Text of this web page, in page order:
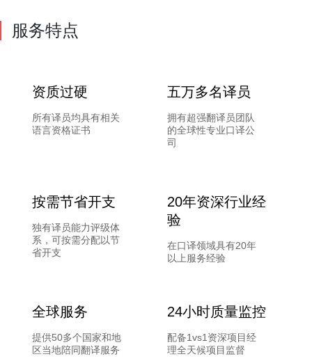
服务特点
资质过硬
所有译员均具有相关
语言资格证书
五万多名译员
拥有超强翻译员团队
的全球性专业口译公
司
按需节省开支
独有译员能力评级体
系，可按需分配以节
省开支
20年资深行业经
验
在口译领域具有20年
以上服务经验
全球服务
提供50多个国家和地
区当地陪同翻译服务
24小时质量监控
配备1vs1资深项目经
理全天候项目监督